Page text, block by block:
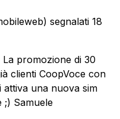
segnalati 18
promozione di 30
clienti CoopVoce con
attiva una nuova sim
;) Samuele